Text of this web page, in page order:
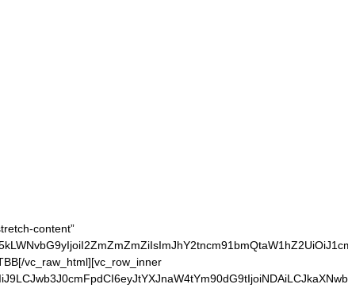
content”
vc_raw_html][vc_row_inner